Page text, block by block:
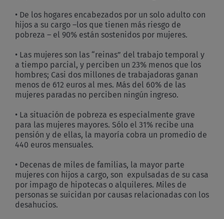
• De los hogares encabezados por un solo adulto con
hijos a su cargo –los que tienen más riesgo de
pobreza – el 90% están sostenidos por mujeres.
• Las mujeres son las “reinas” del trabajo temporal y
a tiempo parcial, y perciben un 23% menos que los
hombres; Casi dos millones de trabajadoras ganan
menos de 612 euros al mes. Más del 60% de las
mujeres paradas no perciben ningún ingreso.
• La situación de pobreza es especialmente grave
para las mujeres mayores. Sólo el 31% recibe una
pensión y de ellas, la mayoría cobra un promedio de
440 euros mensuales.
• Decenas de miles de familias, la mayor parte
mujeres con hijos a cargo, son expulsadas de su casa
por impago de hipotecas o alquileres. Miles de
personas se suicidan por causas relacionadas con los
desahucios.